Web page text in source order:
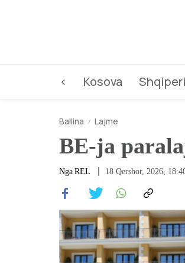
< Kosova
Ballina Lajme
BE-ja
Nga REL 18 Qershor, 2026,